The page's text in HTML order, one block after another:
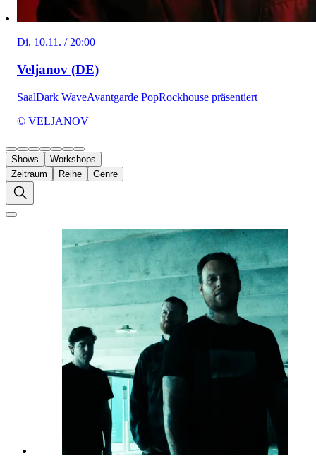
Di, 10.11. / 20:00
Veljanov (DE)
SaalDark WaveAvantgarde PopRockhouse präsentiert
© VELJANOV
Shows
Workshops
Zeitraum
Reihe Genre